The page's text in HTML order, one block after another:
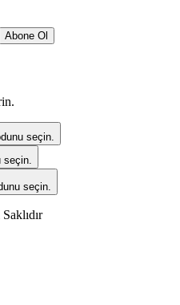
Abone Ol
seçin.
seçin.
seçin.